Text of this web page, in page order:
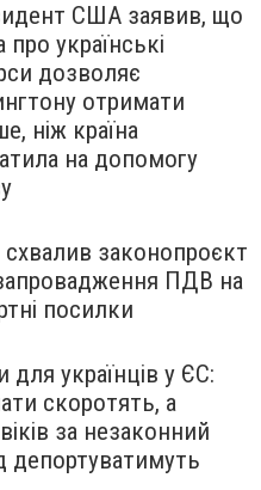
США заявив, що
про українські
дозволяє
отримати
ніж країна
на допомогу
законопроєкт
ПДВ на
посилки
для українців у ЄС:
скоротять, а
за незаконний
депортуватимуть